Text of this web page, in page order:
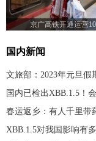
京广高铁开通运营
国内新闻
文旅部：2023年元旦假
国内已检出XBB.1.5！
春运返乡：有人千里带
XBB.1.5对我国影响有